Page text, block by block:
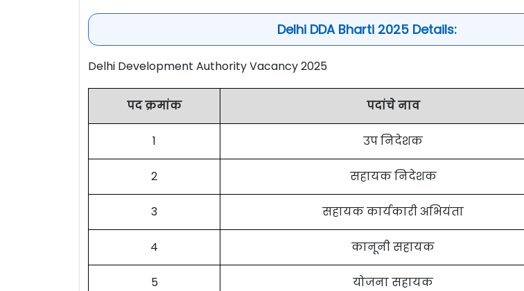
Delhi DDA Bharti 2025 Details:
Delhi Development Authority Vacancy 2025
पद क्रमांक पदांचे नाव
1 उप निदेशक
2 सहायक निदेशक
3 सहायक कार्यकारी अभियंता
4 कानूनी सहायक
5 योजना सहायक